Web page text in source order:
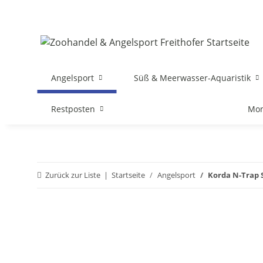
Angelsport Süß & Meerwasser-Aquaristik
Restposten
Zurück zur Liste Startseite Angelsport Korda N-Trap